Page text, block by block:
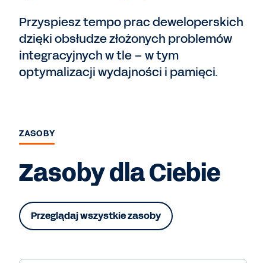
Przyspiesz tempo prac deweloperskich
dzięki obsłudze złożonych problemów
integracyjnych w tle – w tym
optymalizacji wydajności i pamięci.
ZASOBY
Zasoby dla Ciebie
Przeglądaj wszystkie zasoby